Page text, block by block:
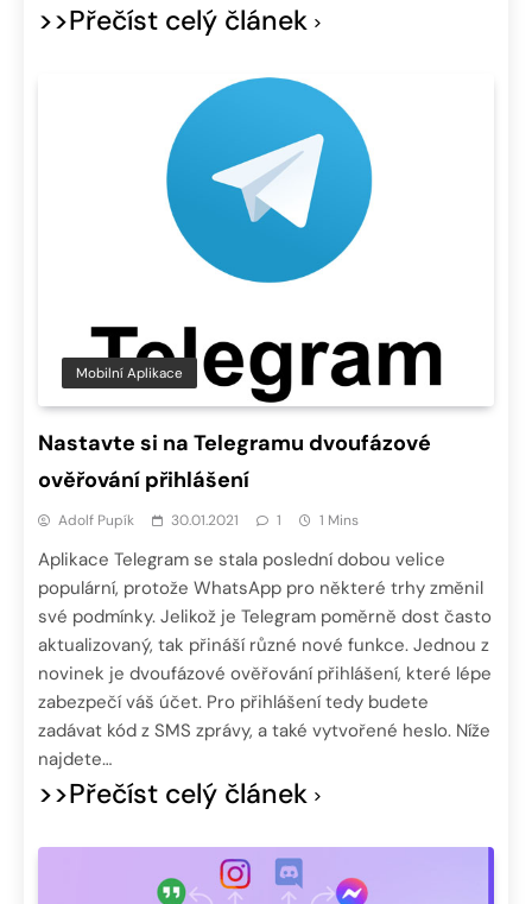
>>Přečíst celý článek
Mobilní Aplikace
Nastavte si na Telegramu dvoufázové
ověřování přihlášení
Adolf Pupík 30.01.2021 1 1 Mins
Aplikace Telegram se stala poslední dobou velice
populární, protože WhatsApp pro některé trhy změnil
své podmínky. Jelikož je Telegram poměrně dost často
aktualizovaný, tak přináší různé nové funkce. Jednou z
novinek je dvoufázové ověřování přihlášení, které lépe
zabezpečí váš účet. Pro přihlášení tedy budete
zadávat kód z SMS zprávy, a také vytvořené heslo. Níže
najdete…
>>Přečíst celý článek